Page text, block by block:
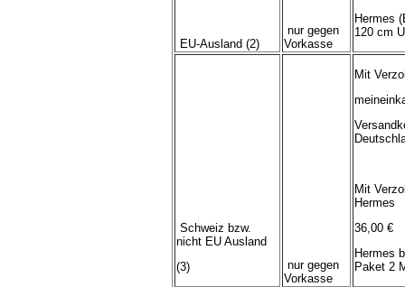
EU-Ausland (2)
nur gegen
Vorkasse
Hermes
120 cm
Schweiz bzw.
nicht EU Ausland
(3)
nur gegen
Vorkasse
Mit
Mit
Hermes
36,00 €
Hermes
Paket 2